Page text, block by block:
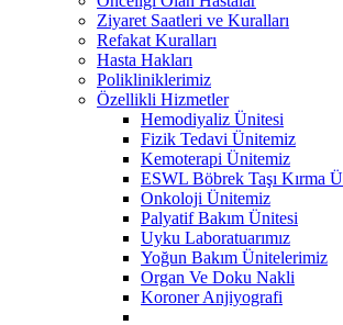
Ziyaret Saatleri ve Kuralları
Refakat Kuralları
Hasta Hakları
Polikliniklerimiz
Özellikli Hizmetler
Hemodiyaliz Ünitesi
Fizik Tedavi Ünitemiz
Kemoterapi Ünitemiz
ESWL Böbrek Taşı Kırma
Onkoloji Ünitemiz
Palyatif Bakım Ünitesi
Uyku Laboratuarımız
Yoğun Bakım Ünitelerimiz
Organ Ve Doku Nakli
Koroner Anjiyografi